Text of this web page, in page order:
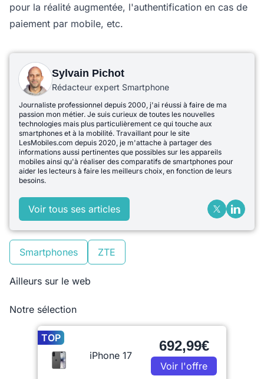
pour la réalité augmentée, l'authentification en cas de
paiement par mobile, etc.
Sylvain Pichot
Rédacteur expert Smartphone
Journaliste professionnel depuis 2000, j'ai réussi à faire de ma
passion mon métier. Je suis curieux de toutes les nouvelles
technologies mais plus particulièrement ce qui touche aux
smartphones et à la mobilité. Travaillant pour le site
LesMobiles.com depuis 2020, je m'attache à partager des
informations aussi pertinentes que possibles sur les appareils
mobiles ainsi qu'à réaliser des comparatifs de smartphones pour
aider les lecteurs à faire les meilleurs choix, en fonction de leurs
besoins.
Voir tous ses articles
Smartphones ZTE
Ailleurs sur le web
Notre sélection
TOP
iPhone 17
692,99€
Voir l'offre